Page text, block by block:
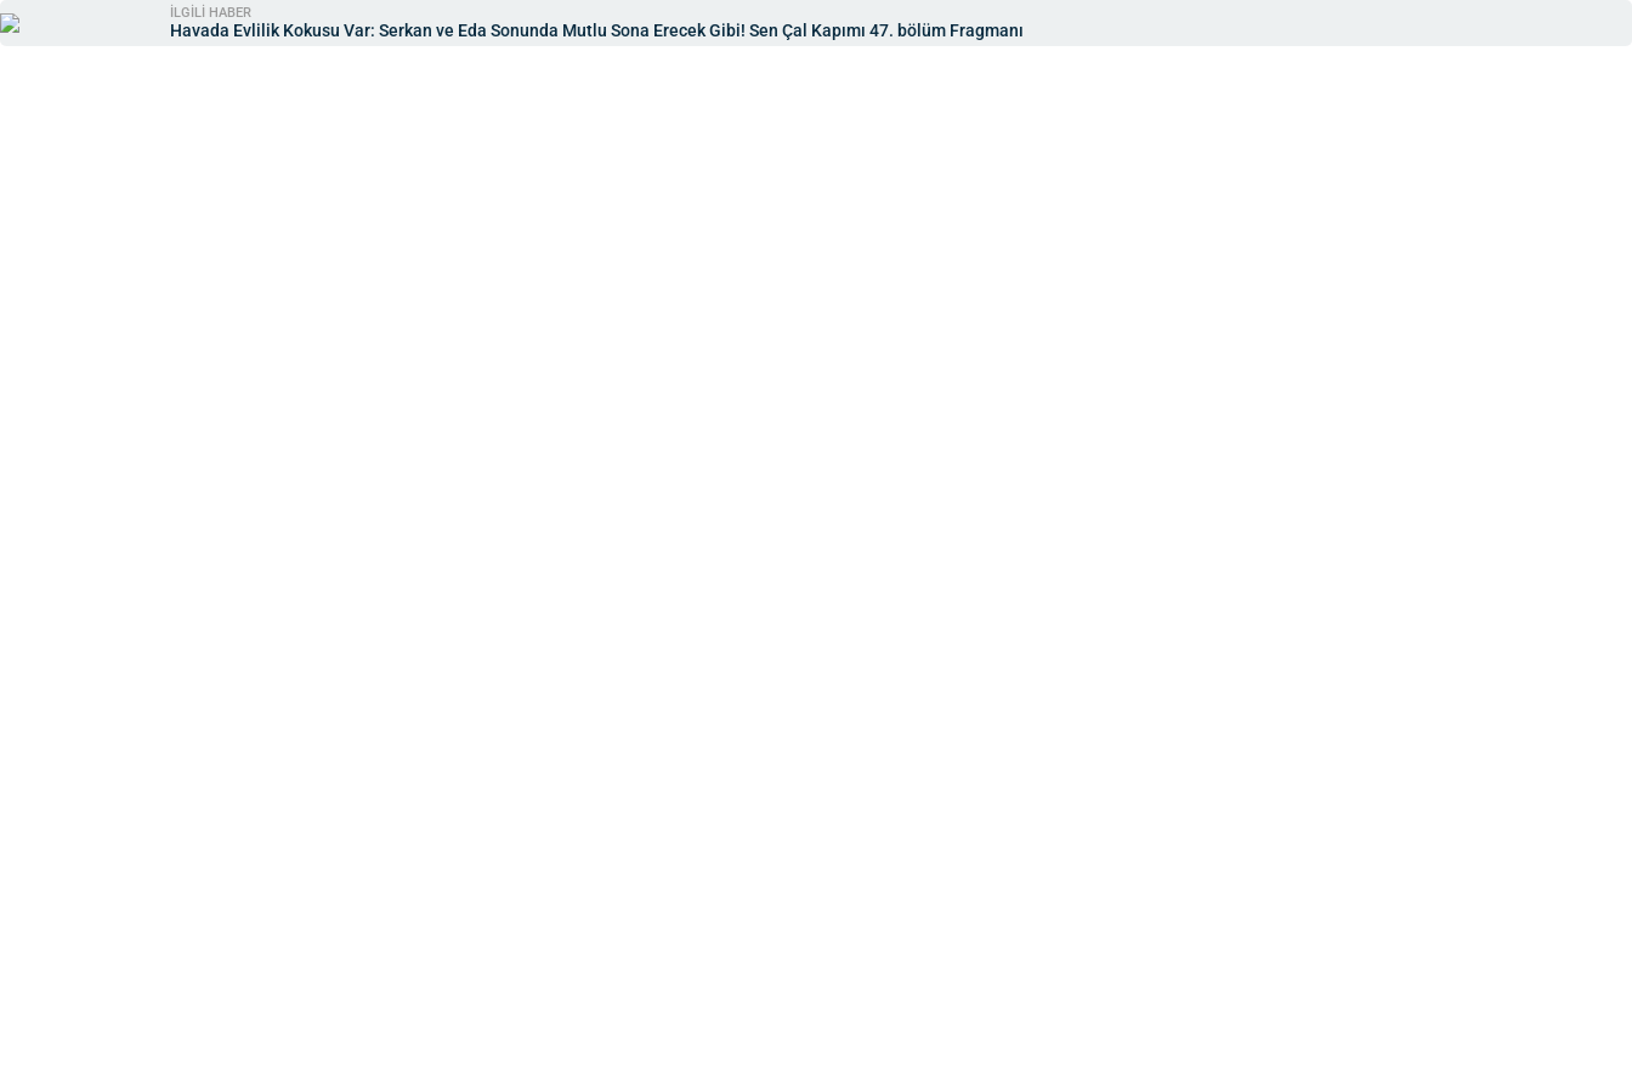
İLGİLİ HABER
Havada Evlilik Kokusu Var: Serkan ve Eda Sonunda Mutlu Sona Erecek Gibi! Sen Çal Kapımı 47. bölüm Fragmanı